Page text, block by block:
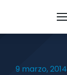
9 marzo, 2014